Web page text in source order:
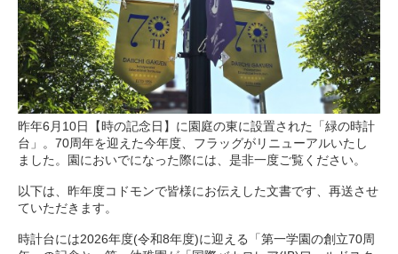
昨年6月10日【時の記念日】に園庭の東に設置された「緑の時計
台」。70周年を迎えた今年度、フラッグがリニューアルいたし
ました。園においでになった際には、是非一度ご覧ください。
以下は、昨年度コドモンで皆様にお伝えした文書です、再送させ
ていただきます。
時計台には2026年度(令和8年度)に迎える「第一学園の創立70周